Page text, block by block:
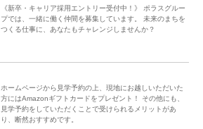
《新卒・キャリア採用エントリー受付中！》 ポラスグルー
プでは、一緒に働く仲間を募集しています。 未来のまちを
つくる仕事に、あなたもチャレンジしませんか？
ホームページから見学予約の上、現地にお越しいただいた
方にはAmazonギフトカードをプレゼント！ その他にも、
見学予約をしていただくことで受けられるメリットがあ
り、断然おすすめです。